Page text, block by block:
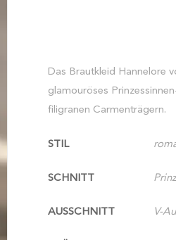
Das Brautkleid Hannelore
glamouröses
filigranen Carmenträgern.
STIL
SCHNITT
AUSSCHNITT V-